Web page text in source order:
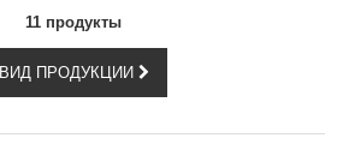
11 продукты
ВИД ПРОДУКЦИИ